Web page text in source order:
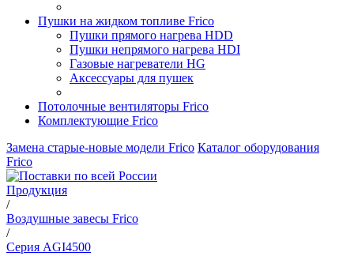
Пушки на жидком топливе Frico
Пушки прямого нагрева HDD
Пушки непрямого нагрева HDI
Газовые нагреватели HG
Аксессуары для пушек
Потолочные вентиляторы Frico
Комплектующие Frico
Замена старые-новые модели Frico Каталог оборудования
Frico
Продукция
/
Воздушные завесы Frico
/
Серия AGI4500